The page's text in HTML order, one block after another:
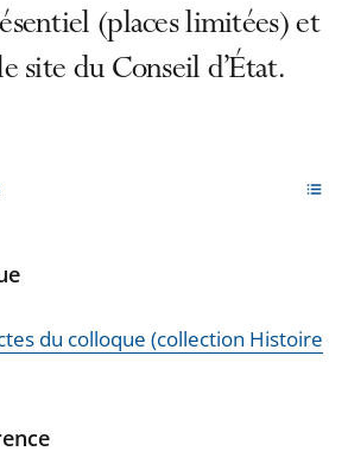
(places limitées) et
site du Conseil d’État.
du colloque (collection Histoire